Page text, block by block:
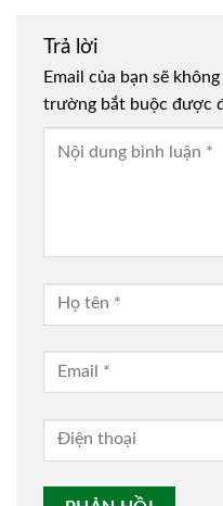
Trả lời
Email của bạn sẽ
trường bắt buộc được